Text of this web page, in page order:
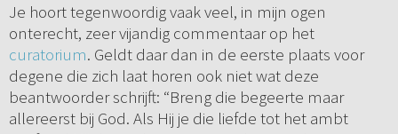
Je hoort tegenwoordig vaak veel, in mijn ogen
onterecht, zeer vijandig commentaar op het
curatorium. Geldt daar dan in de eerste plaats voor
degene die zich laat horen ook niet wat deze
beantwoorder schrijft: “Breng die begeerte maar
allereerst bij God. Als Hij je die liefde tot het ambt